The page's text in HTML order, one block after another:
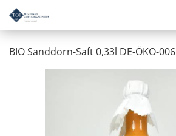
BIO Sanddorn-Saft 0,33l DE-ÖKO-006